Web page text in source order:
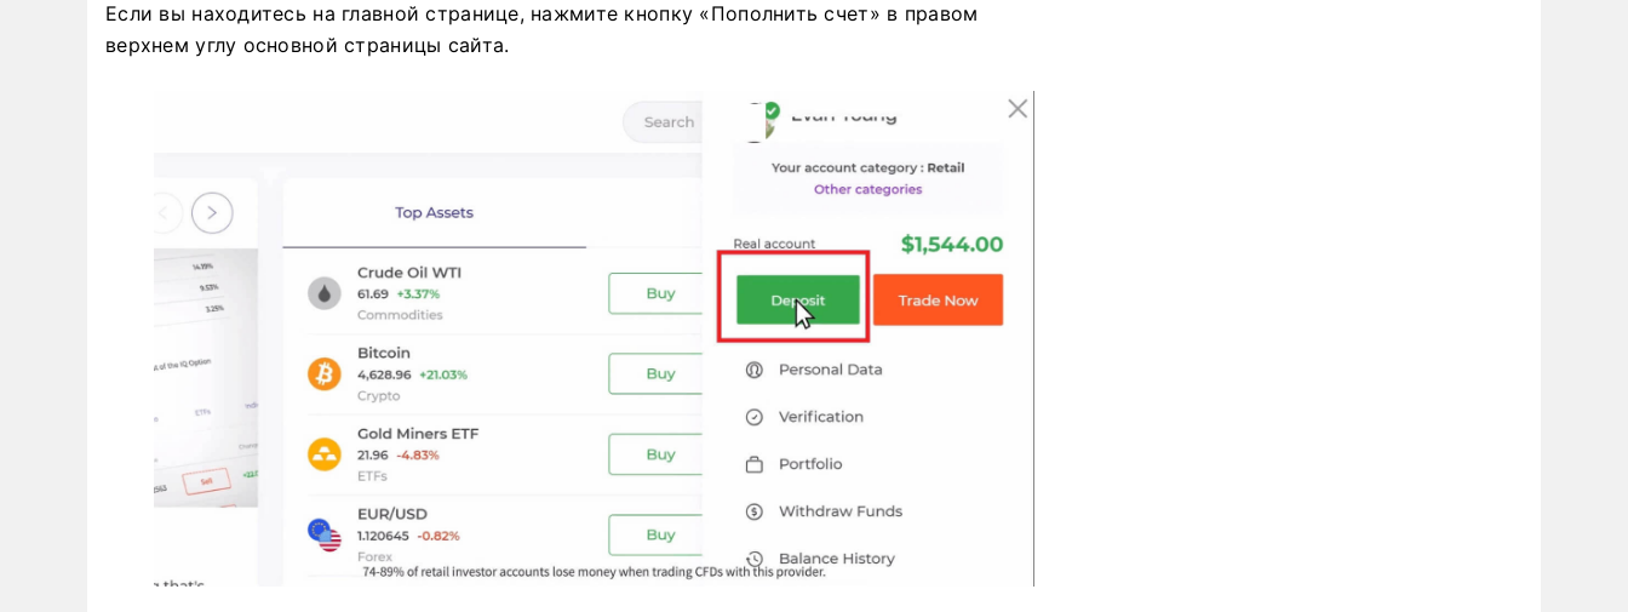
Если вы находитесь на главной странице, нажмите кнопку «Пополнить счет» в правом
верхнем углу основной страницы сайта.